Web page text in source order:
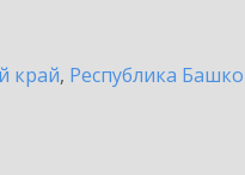
край, Республика